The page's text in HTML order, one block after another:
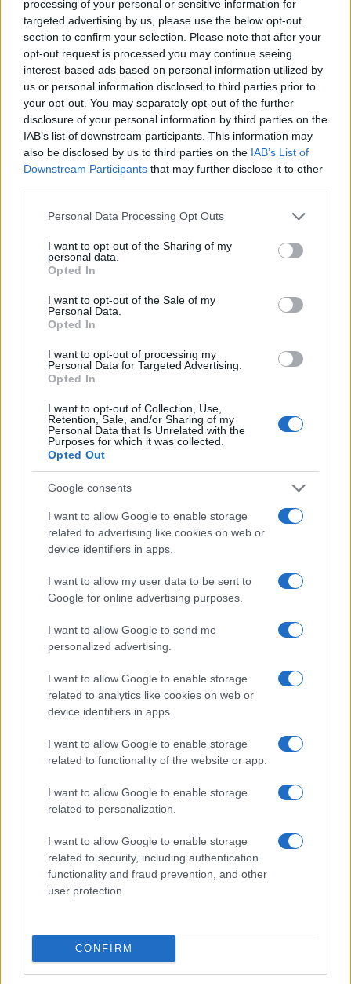
processing of your personal or sensitive information for
targeted advertising by us, please use the below opt-out
section to confirm your selection. Please note that after your
opt-out request is processed you may continue seeing
interest-based ads based on personal information utilized by
us or personal information disclosed to third parties prior to
your opt-out. You may separately opt-out of the further
disclosure of your personal information by third parties on the
IAB’s list of downstream participants. This information may
also be disclosed by us to third parties on the IAB’s List of
Downstream Participants that may further disclose it to other
Please note that this website/app uses one or more Google
not limited to your visit or usage behaviour. You may click to
grant or deny consent to Google and its third-party tags to
use your data for below specified purposes in below Google
consent section.
Personal Data Processing Opt Outs
I want to opt-out of the Sharing of my
personal data.
Opted In
I want to opt-out of the Sale of my
Personal Data.
Opted In
I want to opt-out of processing my
Personal Data for Targeted Advertising.
Opted In
I want to opt-out of Collection, Use,
Retention, Sale, and/or Sharing of my
Personal Data that Is Unrelated with the
Purposes for which it was collected.
Opted Out
Google consents
I want to allow Google to enable storage
related to advertising like cookies on web or
device identifiers in apps.
I want to allow my user data to be sent to
Google for online advertising purposes.
I want to allow Google to send me
personalized advertising.
I want to allow Google to enable storage
related to analytics like cookies on web or
device identifiers in apps.
I want to allow Google to enable storage
related to functionality of the website or app.
I want to allow Google to enable storage
related to personalization.
I want to allow Google to enable storage
related to security, including authentication
functionality and fraud prevention, and other
user protection.
CONFIRM
HELLENiQ ENERGY: Κέρδη 393 εκατ. ευρώ στο α' εξάμηνο –
Στα 734 εκατ. ευρώ τα EBITDA
Viohalco: Αυξημένος κατά
εξάμηνο, στα 4,3 δισ. ευρώ
– Στα 446 εκατ. ευρώ τα
EBITDA
ΥΠΕΘΟΟ: Νέες επενδύσεις
Η συμφωνία Arval-Athlon αναδιαμορφώνει την αγορά leasing
VW: Η δύσκολη εξίσωση
της αναδιάρθρωσης
18η συνεχόμενη χρονιά για
δεικτών FTSE4Good
άνοιξε τις πύλες του σε όλους
βιωσιμότητα σε καθημερινή πράξη
Προηγούμενο άρθρο